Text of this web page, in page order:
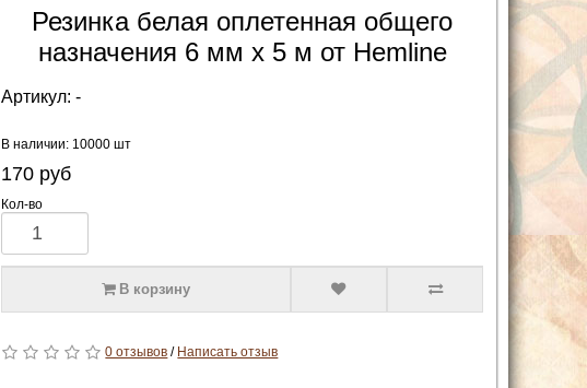
Резинка белая оплетенная общего
назначения 6 мм х 5 м от Hemline
Артикул:-
В наличии: 10000 шт
170 руб
Кол-во
В корзину
0 отзывов / Написать отзыв